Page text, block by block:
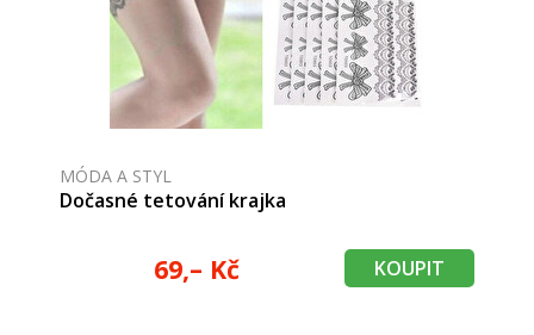
MÓDA A STYL
Dočasné tetování krajka
69,– Kč KOUPIT